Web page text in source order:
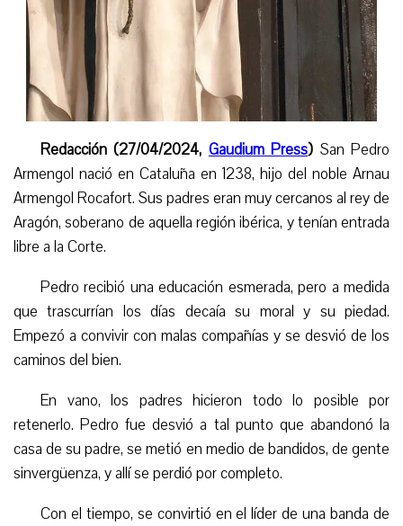
Redacción (27/04/2024, Gaudium Press) San Pedro
Armengol nació en Cataluña en 1238, hijo del noble Arnau
Armengol Rocafort. Sus padres eran muy cercanos al rey de
Aragón, soberano de aquella región ibérica, ytenían entrada
libre a la Corte.
Pedro recibió una educación esmerada, pero a medida
quetrascurrían los días decaía su moral y su piedad.
Empezó a convivir con malas compañías y se desvió de los
caminos del bien.
En vano, los padres hicieron todo lo posible por
retenerlo. Pedro fue desvió a tal punto que abandonó la
casa de su padre, se metió en medio de bandidos, de gente
sinvergüenza, y allí se perdió por completo.
Con el tiempo, se convirtió en el líder de una banda de